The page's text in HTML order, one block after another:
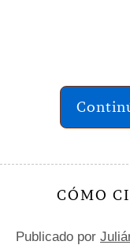
CÓMO
Publicado por